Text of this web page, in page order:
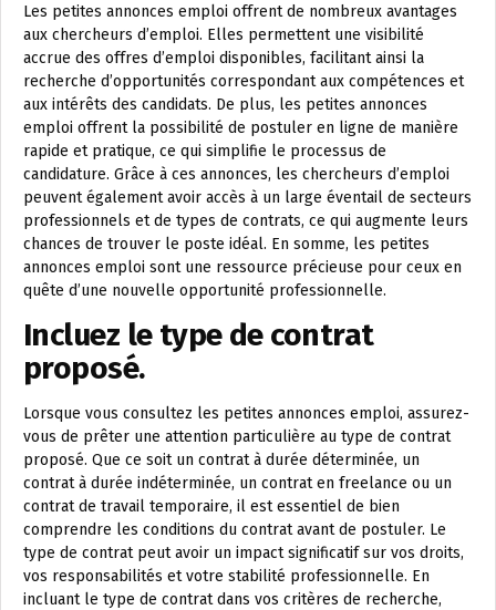
Les petites annonces emploi offrent de nombreux avantages
aux chercheurs d’emploi. Elles permettent une visibilité
accrue des offres d’emploi disponibles, facilitant ainsi la
recherche d’opportunités correspondant aux compétences et
aux intérêts des candidats. De plus, les petites annonces
emploi offrent la possibilité de postuler en ligne de manière
rapide et pratique, ce qui simplifie le processus de
candidature. Grâce à ces annonces, les chercheurs d’emploi
peuvent également avoir accès à un large éventail de secteurs
professionnels et de types de contrats, ce qui augmente leurs
chances de trouver le poste idéal. En somme, les petites
annonces emploi sont une ressource précieuse pour ceux en
quête d’une nouvelle opportunité professionnelle.
Incluez le type de contrat
proposé.
Lorsque vous consultez les petites annonces emploi, assurez-
vous de prêter une attention particulière au type de contrat
proposé. Que ce soit un contrat à durée déterminée, un
contrat à durée indéterminée, un contrat en freelance ou un
contrat de travail temporaire, il est essentiel de bien
comprendre les conditions du contrat avant de postuler. Le
type de contrat peut avoir un impact significatif sur vos droits,
vos responsabilités et votre stabilité professionnelle. En
incluant le type de contrat dans vos critères de recherche,